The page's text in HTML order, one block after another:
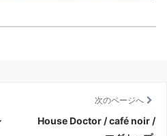
次のページへ
House Doctor / café noir /